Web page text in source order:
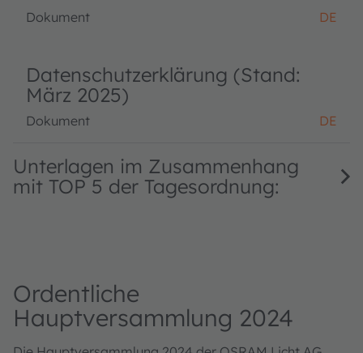
Dokument DE
Datenschutzerklärung (Stand:
März 2025)
Dokument DE
Unterlagen im Zusammenhang
mit TOP 5 der Tagesordnung:
Ordentliche
Hauptversammlung 2024